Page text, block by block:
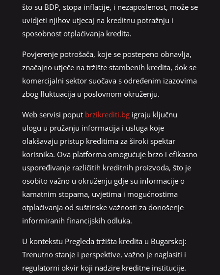
što su BDP, stopa inflacije, i nezaposlenost, može se
uvidjeti njihov utjecaj na kreditnu potražnju i
sposobnost otplaćivanja kredita.
Povjerenje potrošača, koje se postepeno obnavlja,
značajno utječe na tržište stambenih kredita, dok se
komercijalni sektor suočava s određenim izazovima
zbog fluktuacija u poslovnom okruženju.
Web servisi poput brzikrediti.bgigraju ključnu
ulogu u pružanju informacija i usluga koje
olakšavaju pristup kreditima za široki spektar
korisnika. Ova platforma omogućuje brzo i efikasno
uspoređivanje različitih kreditnih proizvoda, što je
osobito važno u okruženju gdje su informacije o
kamatnim stopama, uvjetima i mogućnostima
otplaćivanja od suštinske važnosti za donošenje
informiranih financijskih odluka.
U kontekstu Pregleda tržišta kredita u Bugarskoj:
Trenutno stanje i perspektive, važno je naglasiti i
regulatorni okvir koji nadzire kreditne institucije.